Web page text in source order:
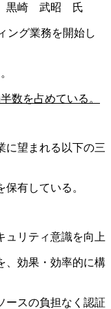
黒崎 武昭 氏
ング業務を開始し
数を占めている。
に望まれる以下の三
有している。
ュリティ意識を向上
、効果・効率的に構
ースの負担なく認証